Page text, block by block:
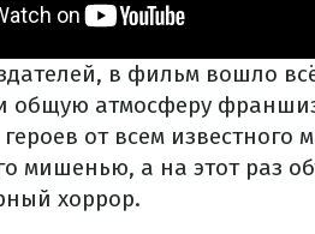
в фильм вошло
общую атмосферу
от всем
мишенью, а на этот раз
хоррор.